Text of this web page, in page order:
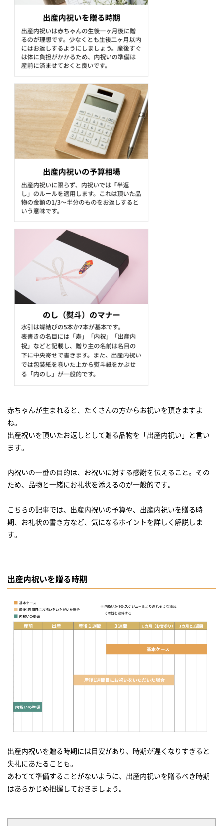
キュートなペアマグカップ
ホテルの味をおうちでも
出産内祝いに人気のギフトランキング
頂いた品物への感謝の言葉
赤ちゃんの名前(読み方)・性別や名前の由来
母子の健康状態・様子
今後のお付き合いのお願い
赤ちゃんが生まれると、たくさんの方からお祝いを頂きますよ
ね。
出産祝いを頂いたお返しとして贈る品物を「出産内祝い」と言い
ます。
内祝いの一番の目的は、お祝いに対する感謝を伝えること。その
ため、品物と一緒にお礼状を添えるのが一般的です。
こちらの記事では、出産内祝いの予算や、出産内祝いを贈る時
期、お礼状の書き方など、気になるポイントを詳しく解説しま
す。
出産内祝いを贈る時期
出産内祝いを贈る時期には目安があり、時期が遅くなりすぎると
失礼にあたることも。
あわてて準備することがないように、出産内祝いを贈るべき時期
はあらかじめ把握しておきましょう。